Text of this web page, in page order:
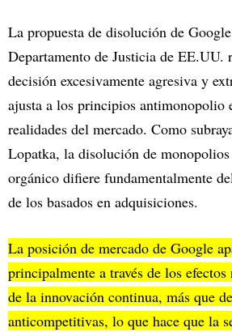
La propuesta de disolución de
Departamento de Justicia de EE.UU.
decisión excesivamente agresiva y
ajusta a los principios antimonopolio
realidades del mercado. Como
Lopatka, la disolución de
orgánico difiere fundamentalmente
de los basados en adquisiciones.
La posición de mercado de Google
principalmente a través de los
de la innovación continua, más que
anticompetitivas, lo que hace que la